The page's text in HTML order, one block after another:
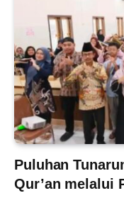
Puluhan
Qur’an melalui